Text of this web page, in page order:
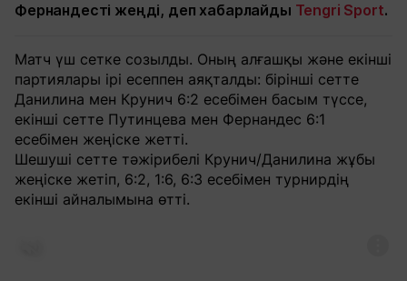
Фернандесті жеңді, деп хабарлайды Tengri Sport.
Матч үш сетке созылды. Оның алғашқы және екінші
партиялары ірі есеппен аяқталды: бірінші сетте
Данилина мен Крунич 6:2 есебімен басым түссе,
екінші сетте Путинцева мен Фернандес 6:1
есебімен жеңіске жетті.
Шешуші сетте тәжірибелі Крунич/Данилина жұбы
жеңіске жетіп, 6:2, 1:6, 6:3 есебімен турнирдің
екінші айналымына өтті.